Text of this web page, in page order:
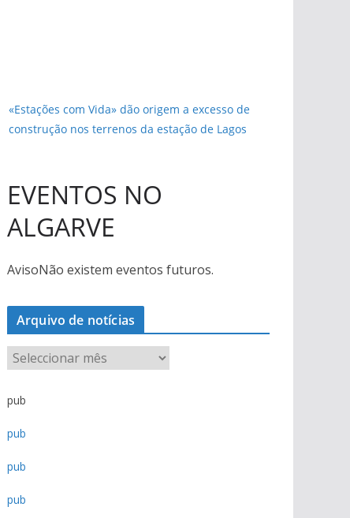
«Estações com Vida» dão origem a excesso de
construção nos terrenos da estação de Lagos
EVENTOS NO
ALGARVE
AvisoNão existem eventos futuros.
Arquivo de notícias
q
i
o
pub
pub
pub
pub